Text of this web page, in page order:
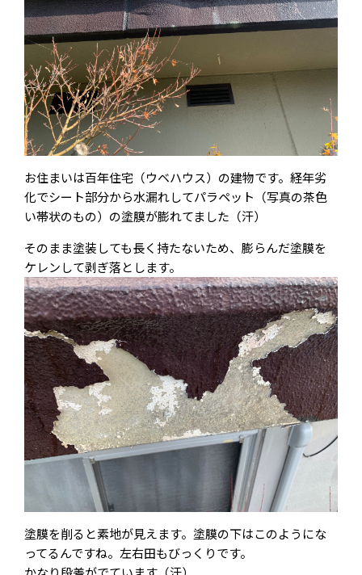
お住まいは百年住宅（ウベハウス）の建物です。経年劣
化でシート部分から水漏れしてパラペット（写真の茶色
い帯状のもの）の塗膜が膨れてました（汗）
そのまま塗装しても長く持たないため、膨らんだ塗膜を
ケレンして剥ぎ落とします。
塗膜を削ると素地が見えます。塗膜の下はこのようにな
ってるんですね。左右田もびっくりです。